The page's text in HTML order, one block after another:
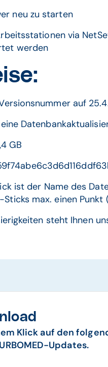
neu zu starten
via
werden
auf
GB
ist der Name des
Sticks max. einen
steht Ihnen
Klick auf den
Updates.